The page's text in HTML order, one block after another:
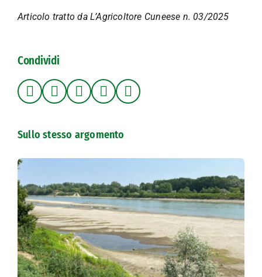
Articolo tratto da L’Agricoltore Cuneese n. 03/2025
Condividi
Sullo stesso argomento